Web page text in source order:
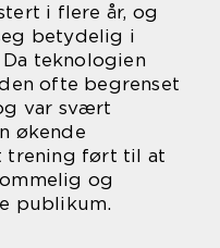
i flere år, og
betydelig i
teknologien
ofte begrenset
var svært
økende
trening ført til at
og
publikum.